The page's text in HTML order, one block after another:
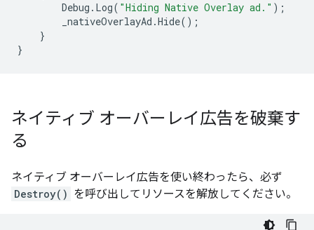
Debug . Log( "Hiding Native Overlay ad." );
_nativeOverlayAd .Hide();
}
}
ネイティブ オーバーレイ広告を破棄す
る
ネイティブ オーバーレイ広告を使い終わったら、必ず
Destroy() を呼び出してリソースを解放してください。